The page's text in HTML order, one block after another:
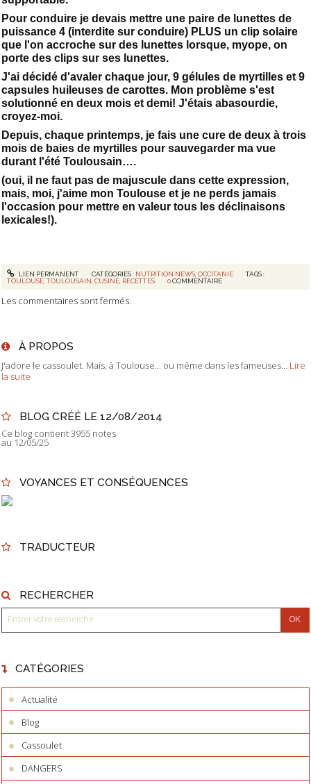
Pour conduire je devais mettre une paire de lunettes de
puissance 4 (interdite sur conduire) PLUS un clip solaire
que l'on accroche sur des lunettes lorsque, myope, on
porte des clips sur ses lunettes.
J'ai décidé d'avaler chaque jour, 9 gélules de myrtilles et 9
capsules huileuses de carottes. Mon problème s'est
solutionné en deux mois et demi! J'étais abasourdie,
croyez-moi.
Depuis, chaque printemps, je fais une cure de deux à trois
mois de baies de myrtilles pour sauvegarder ma vue
durant l'été Toulousain….
(oui, il ne faut pas de majuscule dans cette expression,
mais, moi, j'aime mon Toulouse et je ne perds jamais
l'occasion pour mettre en valeur tous les déclinaisons
lexicales!).
LIEN PERMANENT CATÉGORIES : NUTRITION NEWS, OCCITANIE
TAGS :
TOULOUSE ,TOULOUSAIN ,CUSINE RECETTES 0 COMMENTAIRE
Les commentaires sont fermés.
À PROPOS
J'adore le cassoulet. Mais, à Toulouse... ou même dans les fameuses...
Lire
la suite
BLOG CRÉÉ LE 12/08/2014
Ce blog contient 3955 notes
au 12/05/25
VOYANCES ET CONSÉQUENCES
TRADUCTEUR
RECHERCHER
CATÉGORIES
Actualité
Blog
Cassoulet
DANGERS